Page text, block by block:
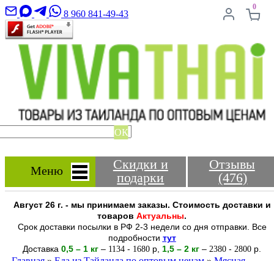
8 960 841-49-43
0
ОК
Меню
Скидки и
подарки
Отзывы
(476)
Август 26 г. - мы принимаем заказы. Стоимость доставки и
товаров Актуальны.
Срок доставки посылки в РФ 2-3 недели со дня отправки. Все
подробности тут
Доставка 0,5 – 1 кг – 1134 - 1680 р 1,5 – 2 кг – 2380 - 2800 р.